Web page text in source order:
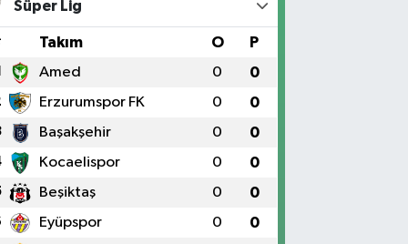
Süper Lig
Takım O P
Amed 0 0
Erzurumspor FK 0 0
Başakşehir 0 0
Kocaelispor 0 0
Beşiktaş 0 0
Eyüpspor 0 0